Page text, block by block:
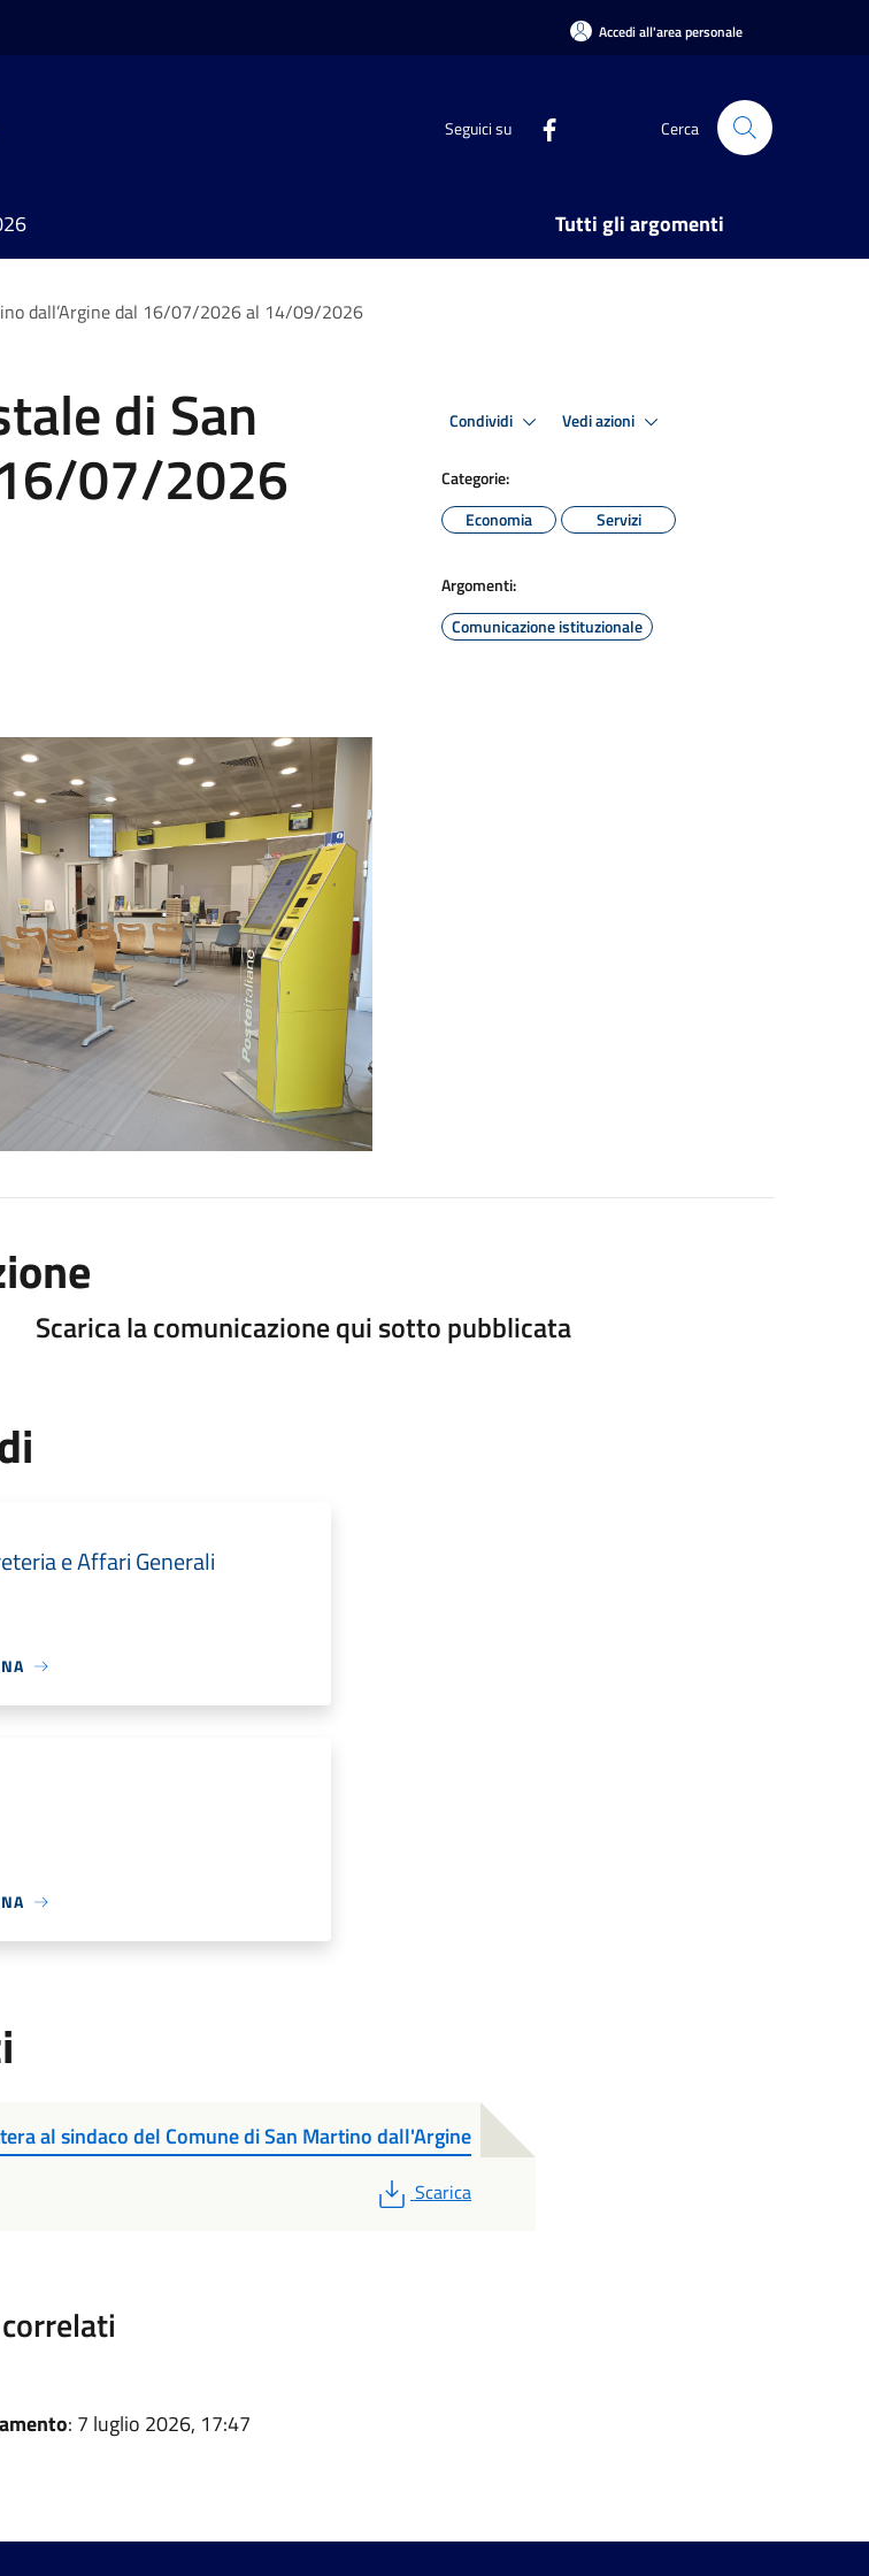
Accedi all'area personale
Seguici su Cerca
Tutti gli argomenti
dall’Argine dal 16/07/2026 al 14/09/2026
di San
07/2026
Condividi Vedi azioni
Categorie:
Economia
Servizi
Argomenti:
Comunicazione istituzionale
Scarica la comunicazione qui sotto pubblicata
e Affari Generali
al sindaco del Comune di San Martino dall'Argine
PDF
Scarica
: 7 luglio 2026, 17:47